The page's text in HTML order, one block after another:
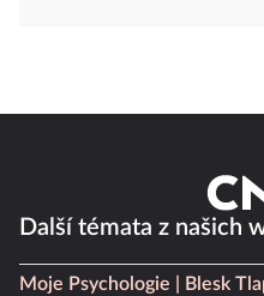
Další témata z našich
Moje Psychologie Blesk